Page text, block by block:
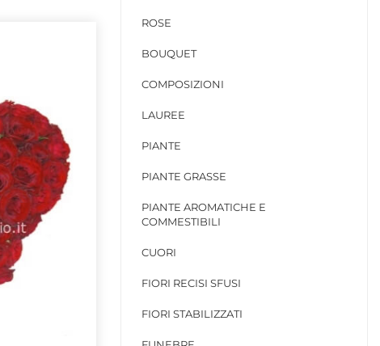
ROSE
BOUQUET
COMPOSIZIONI
LAUREE
PIANTE
PIANTE GRASSE
PIANTE AROMATICHE E
COMMESTIBILI
CUORI
FIORI RECISI SFUSI
FIORI STABILIZZATI